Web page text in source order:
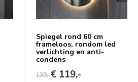
Spiegel rond 60 cm
frameloos, rondom led
verlichting en anti-
condens
139,-€ 119,-